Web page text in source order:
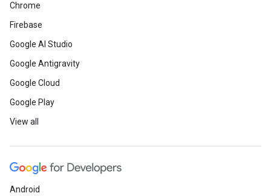
Chrome
Firebase
Google AI Studio
Google Antigravity
Google Cloud
Google Play
View all
Android